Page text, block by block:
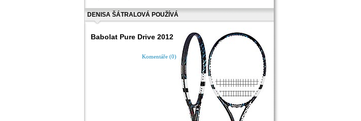
DENISA ŠÁTRALOVÁ POUŽÍVÁ
Babolat Pure Drive 2012
Komentáře (0)